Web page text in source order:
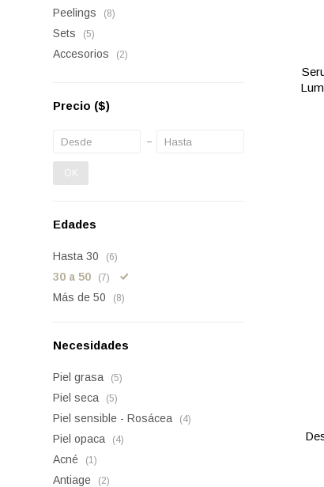
Peelings (8)
Sets (5)
Accesorios (2)
Precio ($)
OK
Edades
Hasta 30 (6)
30 a 50 (7)
Más de 50 (8)
Necesidades
Piel grasa (5)
Piel seca (5)
Piel sensible - Rosácea (4)
Piel opaca (4)
Acné (1)
Antiage (2)